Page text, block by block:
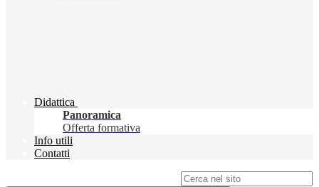
Didattica
Panoramica
Offerta formativa
Info utili
Contatti